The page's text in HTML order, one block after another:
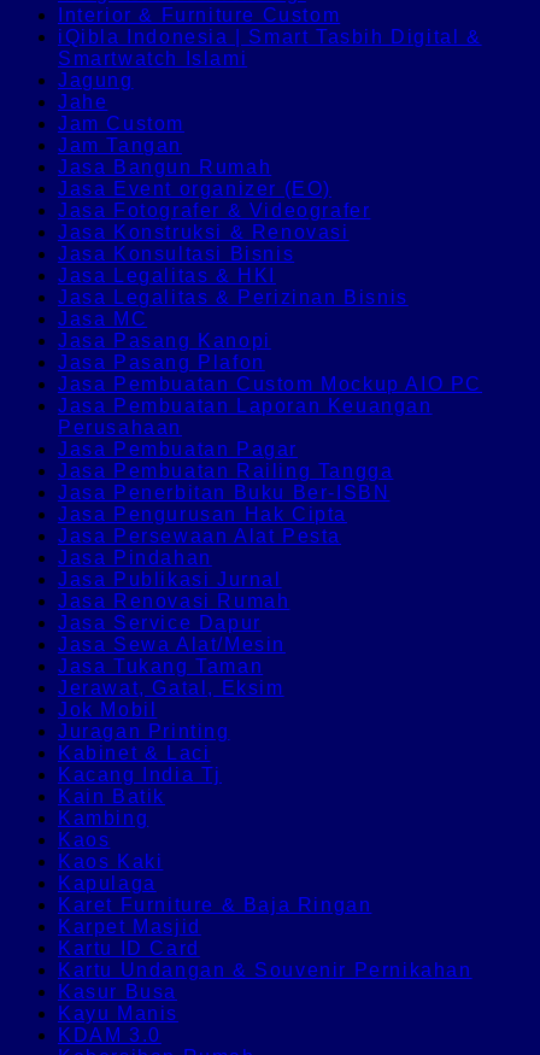
Interior & Furniture Custom
iQibla Indonesia | Smart Tasbih Digital &
Smartwatch Islami
Jagung
Jahe
Jam Custom
Jam Tangan
Jasa Bangun Rumah
Jasa Event organizer (EO)
Jasa Fotografer & Videografer
Jasa Konstruksi & Renovasi
Jasa Konsultasi Bisnis
Jasa Legalitas & HKI
Jasa Legalitas & Perizinan Bisnis
Jasa MC
Jasa Pasang Kanopi
Jasa Pasang Plafon
Jasa Pembuatan Custom Mockup AIO PC
Jasa Pembuatan Laporan Keuangan
Perusahaan
Jasa Pembuatan Pagar
Jasa Pembuatan Railing Tangga
Jasa Penerbitan Buku Ber-ISBN
Jasa Pengurusan Hak Cipta
Jasa Persewaan Alat Pesta
Jasa Pindahan
Jasa Publikasi Jurnal
Jasa Renovasi Rumah
Jasa Service Dapur
Jasa Sewa Alat/Mesin
Jasa Tukang Taman
Jerawat, Gatal, Eksim
Jok Mobil
Juragan Printing
Kabinet & Laci
Kacang India Tj
Kain Batik
Kambing
Kaos
Kaos Kaki
Kapulaga
Karet Furniture & Baja Ringan
Karpet Masjid
Kartu ID Card
Kartu Undangan & Souvenir Pernikahan
Kasur Busa
Kayu Manis
KDAM 3.0